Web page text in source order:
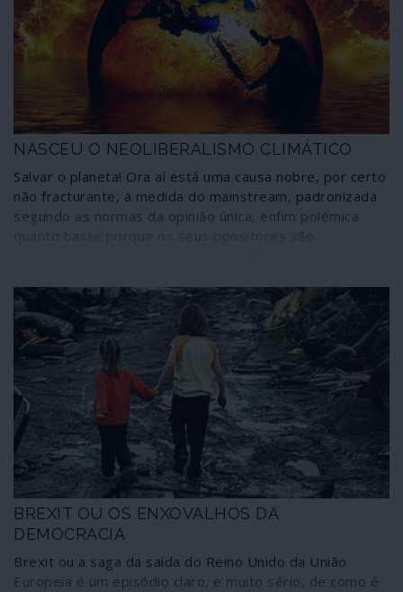
regime responde à moda pura e dura neoliberal: com
repressão em vários matizes, incluindo a força bruta.
NASCEU O NEOLIBERALISMO CLIMÁTICO
Salvar o planeta! Ora aí está uma causa nobre, por certo
não fracturante, à medida do mainstream, padronizada
segundo as normas da opinião única, enfim polémica
recomendável classe bipartidária e monolítica dos
Estados Unidos da América. Atentemos nos casos de
Obama, de Hillary Clinton, consabidamente tão amigos
do planeta e do ambiente.
BREXIT OU OS ENXOVALHOS DA
DEMOCRACIA
Brexit ou a saga da saída do Reino Unido da União
Europeia é um episódio claro, e muito sério, de como é